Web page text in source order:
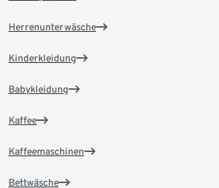
Herrenunterwäsche
Kinderkleidung
Babykleidung
Kaffee
Kaffeemaschinen
Bettwäsche